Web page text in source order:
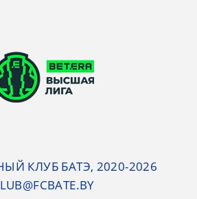
КЛУБ БАТЭ, 2020-2026